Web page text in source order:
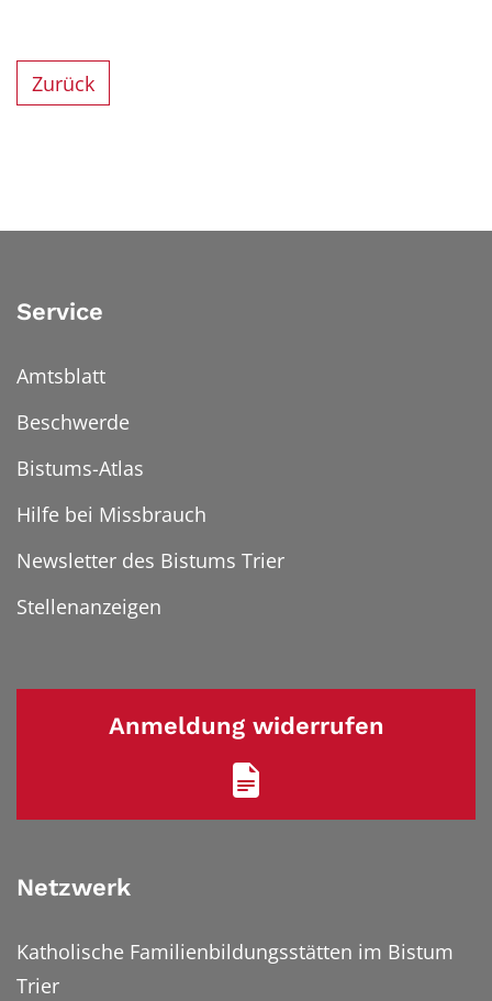
Zurück
Service
Amtsblatt
Beschwerde
Bistums-Atlas
Hilfe bei Missbrauch
Newsletter des Bistums Trier
Stellenanzeigen
Anmeldung widerrufen
Netzwerk
Katholische Familienbildungsstätten im Bistum
Trier